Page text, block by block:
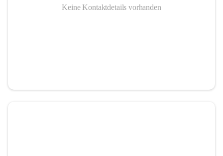
Keine Kontaktdetails vorhanden